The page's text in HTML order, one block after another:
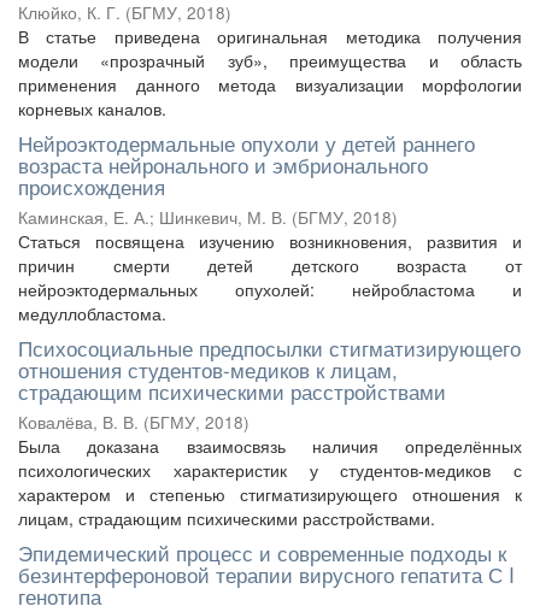
Клюйко, К. Г. (БГМУ, 2018)
В статье приведена оригинальная методика получения
модели «прозрачный зуб», преимущества и область
применения данного метода визуализации морфологии
корневых каналов.
Нейроэктодермальные опухоли у детей раннего
возраста нейронального и эмбрионального
происхождения
Каминская, Е. А.; Шинкевич, М. В. (БГМУ, 2018)
Статься посвящена изучению возникновения, развития и
причин смерти детей детского возраста от
нейроэктодермальных опухолей: нейробластома и
медуллобластома.
Психосоциальные предпосылки стигматизирующего
отношения студентов-медиков к лицам,
страдающим психическими расстройствами
Ковалёва, В. В. (БГМУ, 2018)
Была доказана взаимосвязь наличия определённых
психологических характеристик у студентов-медиков с
характером и степенью стигматизирующего отношения к
лицам, страдающим психическими расстройствами.
Эпидемический процесс и современные подходы к
безинтерфероновой терапии вирусного гепатита С I
генотипа